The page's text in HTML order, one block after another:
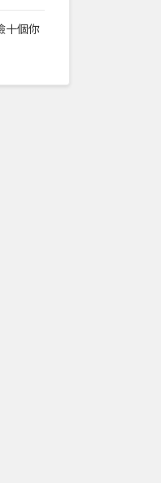
十個你